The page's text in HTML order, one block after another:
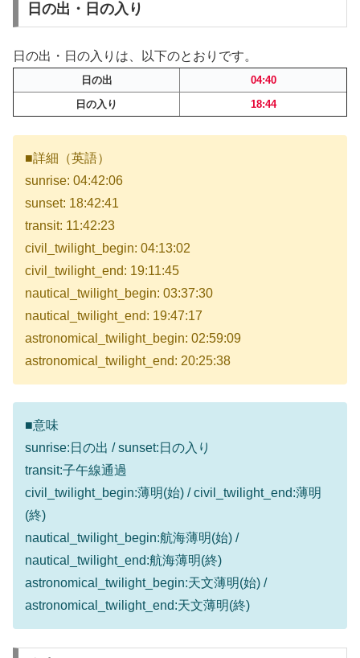
日の出・日の入り
日の出・日の入りは、以下のとおりです。
日の出
04:40
日の入り
18:44
■詳細（英語）
sunrise: 04:42:06
sunset: 18:42:41
transit: 11:42:23
civil_twilight_begin: 04:13:02
civil_twilight_end: 19:11:45
nautical_twilight_begin: 03:37:30
nautical_twilight_end: 19:47:17
astronomical_twilight_begin: 02:59:09
astronomical_twilight_end: 20:25:38
■意味
sunrise:日の出 / sunset:日の入り
transit:子午線通過
civil_twilight_begin:薄明(始) / civil_twilight_end:薄明
(終)
nautical_twilight_begin:航海薄明(始) /
nautical_twilight_end:航海薄明(終)
astronomical_twilight_begin:天文薄明(始) /
astronomical_twilight_end:天文薄明(終)